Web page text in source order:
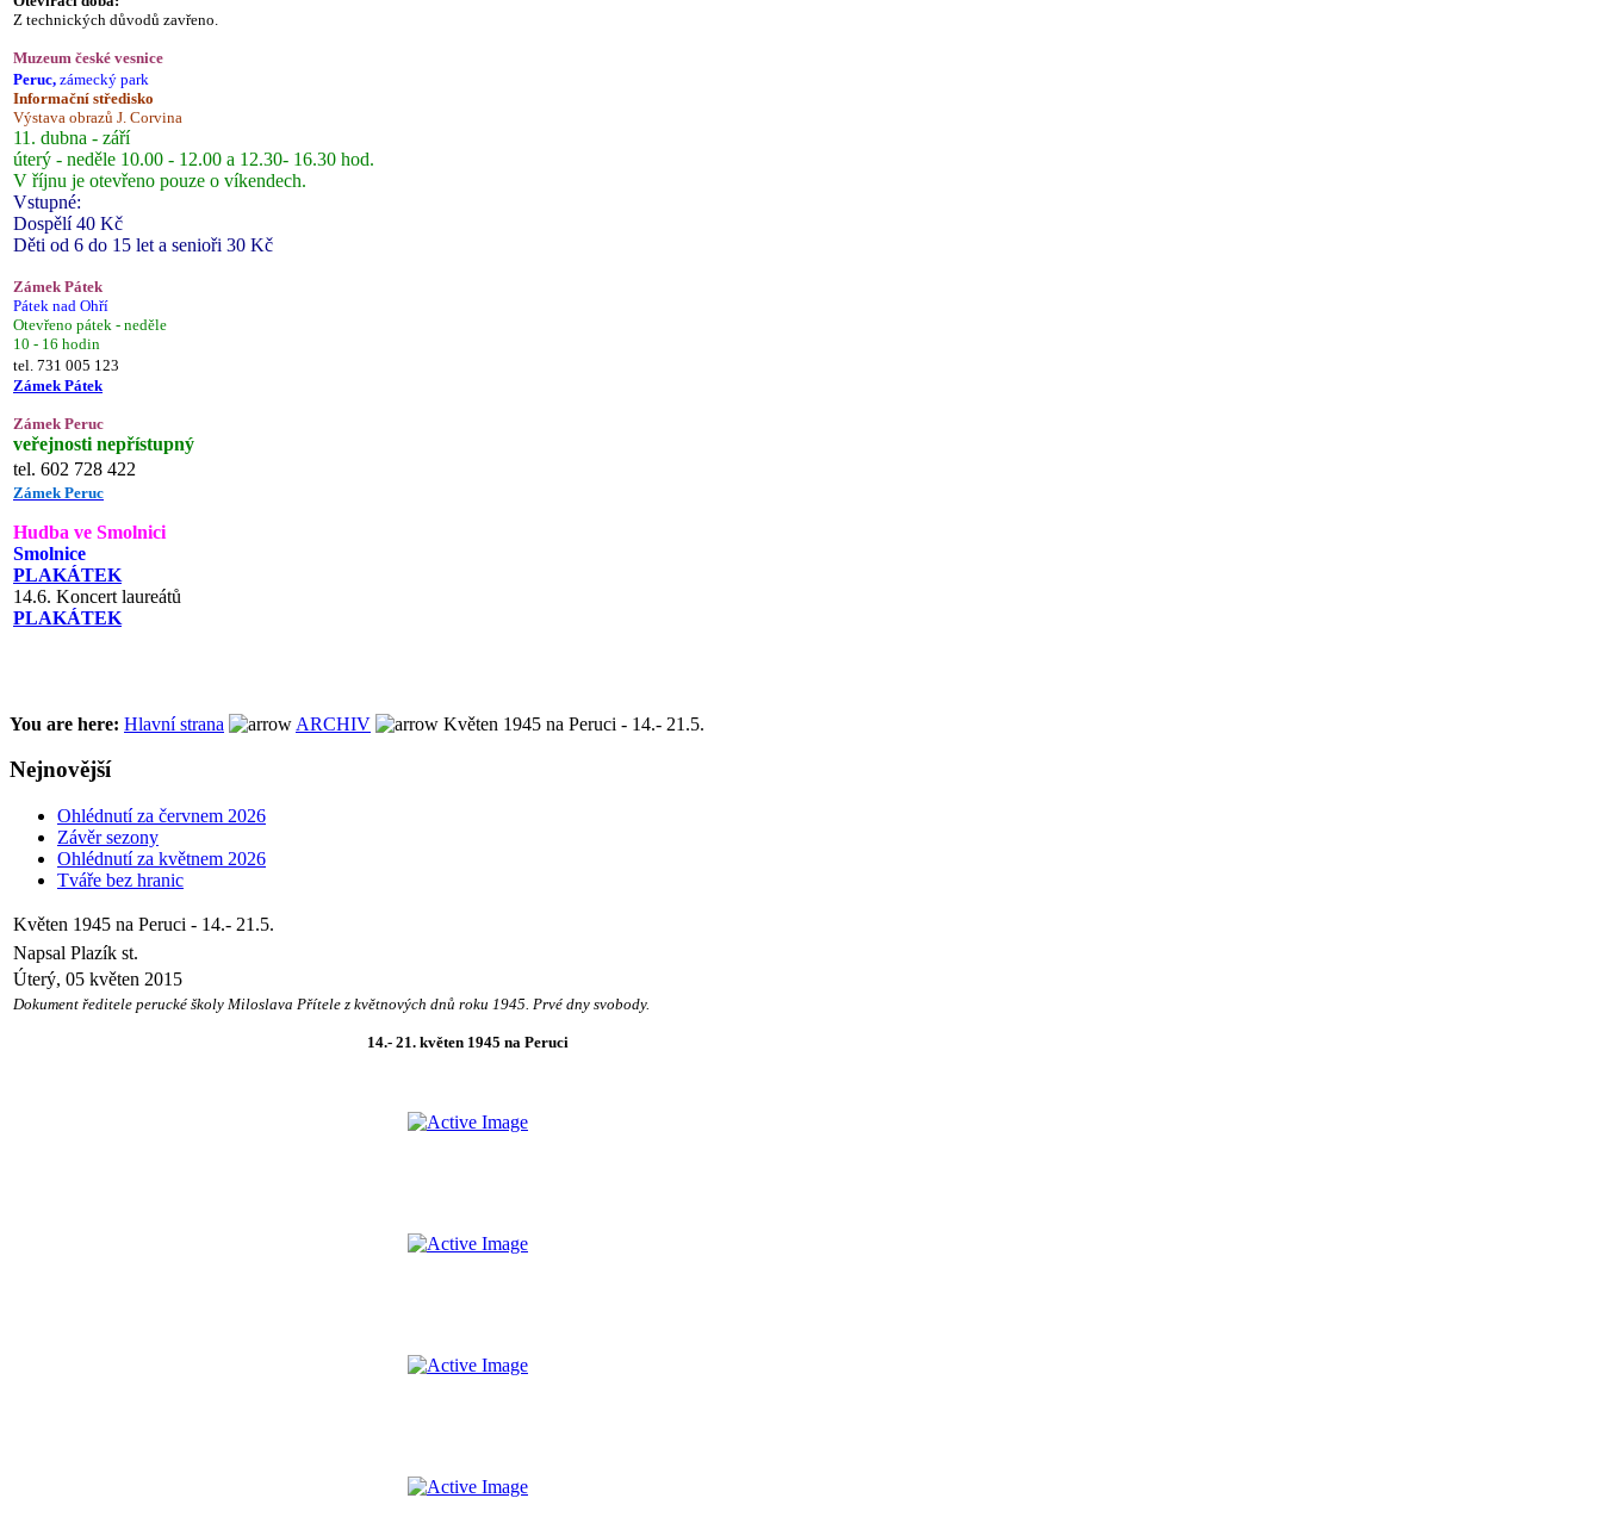
Z technických důvodů zavřeno.
Muzeum české vesnice
Peruc, zámecký park
Informační středisko
Výstava obrazů J. Corvina
11. dubna - září
úterý - neděle 10.00 - 12.00 a 12.30- 16.30 hod.
V říjnu je otevřeno pouze o víkendech.
Vstupné:
Dospělí 40 Kč
Děti od 6 do 15 let a senioři 30 Kč
Zámek Pátek
Pátek nad Ohří
Otevřeno pátek - neděle
10 - 16 hodin
tel. 731 005 123
Zámek Pátek
Zámek Peruc
veřejnosti nepřístupný
tel. 602 728 422
Zámek Peruc
Hudba ve Smolnici
Smolnice
PLAKÁTEK
14.6. Koncert laureátů
PLAKÁTEK
You are here: Hlavní strana ARCHIV Květen 1945 na Peruci - 14.- 21.5.
Nejnovější
Ohlédnutí za červnem 2026
Závěr sezony
Ohlédnutí za květnem 2026
Tváře bez hranic
Květen 1945 na Peruci - 14.- 21.5.
Napsal Plazík st.
Úterý, 05 květen 2015
Dokument ředitele perucké školy Miloslava Přítele z květnových dnů roku 1945. Prvé dny svobody.
14.- 21. květen 1945 na Peruci